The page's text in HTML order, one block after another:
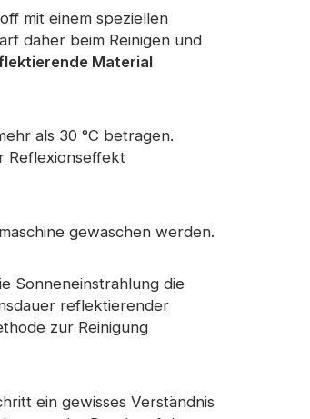
Stoff
mit einem speziellen
daher beim Reinigen und
Material
als 30 °C betragen.
Reflexionseffekt
gewaschen werden.
Sonneneinstrahlung die
reflektierender
zur Reinigung
ein gewisses Verständnis